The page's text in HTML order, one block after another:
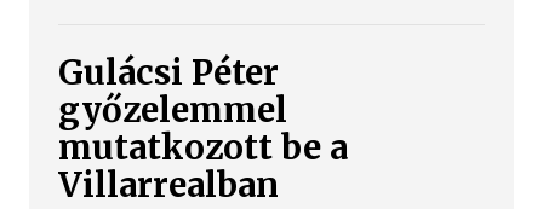
Gulácsi Péter
győzelemmel
mutatkozott be a
Villarrealban